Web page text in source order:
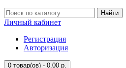
Найти
Личный кабинет
Регистрация
Авторизация
0 товар(ов) - 0.00 р.